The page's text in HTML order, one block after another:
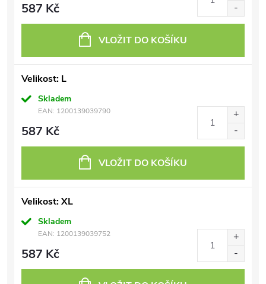
587 Kč
VLOŽIT DO KOŠÍKU
Velikost: L
Skladem
EAN: 1200139039790
587 Kč
VLOŽIT DO KOŠÍKU
Velikost: XL
Skladem
EAN: 1200139039752
587 Kč